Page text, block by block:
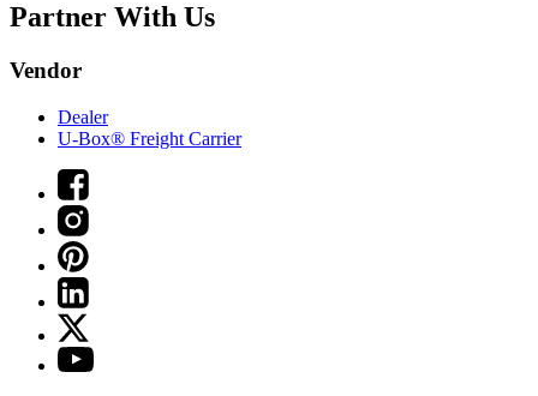
Partner With Us
Vendor
Dealer
U-Box® Freight Carrier